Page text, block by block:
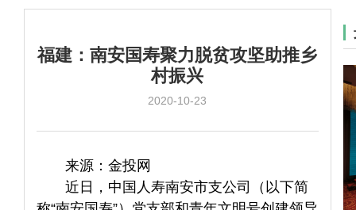
福建：南安国寿聚力脱贫攻坚助推乡
村振兴
2020-10-23
来源：金投网
近日，中国人寿南安市支公司（以下简